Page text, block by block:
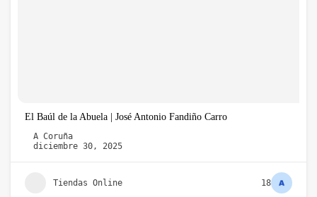
El Baúl de la Abuela | José Antonio Fandiño Carro
A Coruña
diciembre 30, 2025
Tiendas Online 18